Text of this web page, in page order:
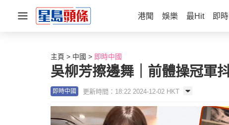
港聞 娛樂 最Hit 即時
主頁 中國 即時中國
吳柳芳擦邊舞｜前體操冠軍
即時中國 更新時間：18:22 2024-12-02 HKT